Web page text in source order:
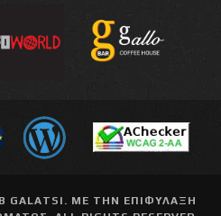
GALATSI
. ΜΕ ΤΗΝ ΕΠΙΦΥΛΑΞΗ